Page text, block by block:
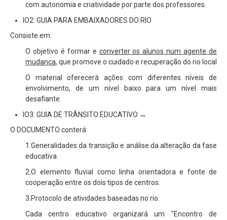
com autonomia e criatividade por parte dos professores.
IO2: GUIA PARA EMBAIXADORES DO RIO
Consiste em:
O objetivo é formar e converter os alunos num agente de
mudança, que promove o cuidado e recuperação do rio local
O material oferecerá ações com diferentes níveis de
envolvimento, de um nível baixo para um nível mais
desafiante.
IO3: GUIA DE TRÂNSITO EDUCATIVO ↔
O DOCUMENTO conterá:
1.Generalidades da transição e análise da alteração da fase
educativa.
2.O elemento fluvial como linha orientadora e fonte de
cooperação entre os dois tipos de centros.
3.Protocolo de atividades baseadas no rio.
Cada centro educativo organizará um "Encontro de